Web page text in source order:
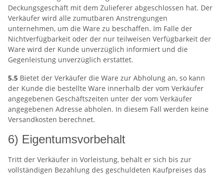
Deckungsgeschäft mit dem Zulieferer abgeschlossen hat. Der
Verkäufer wird alle zumutbaren Anstrengungen
unternehmen, um die Ware zu beschaffen. Im Falle der
Nichtverfügbarkeit oder der nur teilweisen Verfügbarkeit der
Ware wird der Kunde unverzüglich informiert und die
Gegenleistung unverzüglich erstattet.
5.5 Bietet der Verkäufer die Ware zur Abholung an, so kann
der Kunde die bestellte Ware innerhalb der vom Verkäufer
angegebenen Geschäftszeiten unter der vom Verkäufer
angegebenen Adresse abholen. In diesem Fall werden keine
Versandkosten berechnet.
6) Eigentumsvorbehalt
Tritt der Verkäufer in Vorleistung, behält er sich bis zur
vollständigen Bezahlung des geschuldeten Kaufpreises das